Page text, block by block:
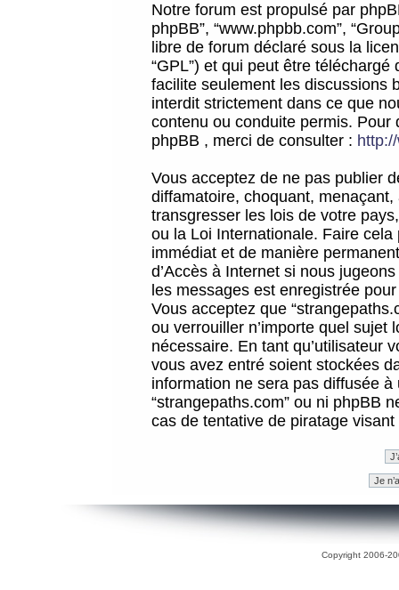
Notre forum est propulsé par
phpBB”, “www.phpbb.com”,
libre de forum déclaré sous la
“GPL”) et qui peut être téléchargé
facilite seulement les discussions
interdit strictement dans ce que
contenu ou conduite permis.
phpBB , merci de consulter :
Vous acceptez de ne pas publier
diffamatoire, choquant,
transgresser les lois de votre
ou la Loi Internationale. Faire
immédiat et de manière
d’Accès à Internet si nous
les messages est enregistrée
Vous acceptez que
ou verrouiller n’importe quel sujet
nécessaire. En tant qu’utilisateur
vous avez entré soient stockées
information ne sera pas diffusée
“strangepaths.com” ou ni phpBB
cas de tentative de piratage
Copyright 2006-